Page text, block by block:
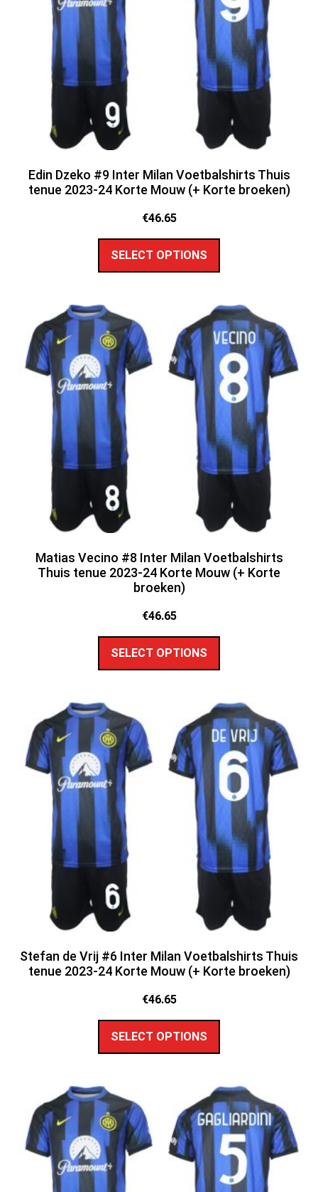
Edin Dzeko #9 Inter Milan Voetbalshirts Thuis
tenue 2023-24 Korte Mouw (+ Korte broeken)
€46.65
SELECT OPTIONS
Matias Vecino #8 Inter Milan Voetbalshirts
Thuis tenue 2023-24 Korte Mouw (+ Korte
broeken)
€46.65
SELECT OPTIONS
Stefan de Vrij #6 Inter Milan Voetbalshirts Thuis
tenue 2023-24 Korte Mouw (+ Korte broeken)
€46.65
SELECT OPTIONS